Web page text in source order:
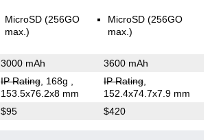
MicroSD (256GO
max.)
MicroSD (256GO
max.)
3000 mAh 3600 mAh
IP Rating, 168g
153.5x76.2x8 mm
IP Rating,
152.4x74.7x7.9 mm
$95 $420